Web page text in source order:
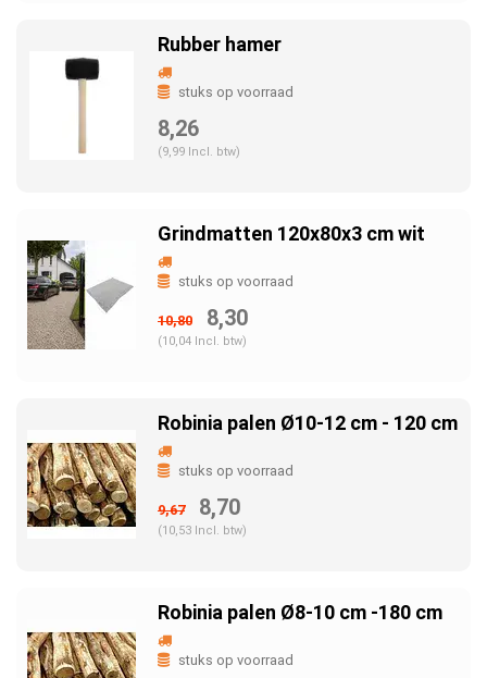
Rubber hamer
stuks op voorraad
8,26
(9,99 Incl. btw)
Grindmatten 120x80x3 cm wit
stuks op voorraad
10,80 8,30
(10,04 Incl. btw)
Robinia palen Ø10-12 cm - 120 cm
stuks op voorraad
9,67 8,70
(10,53 Incl. btw)
Robinia palen Ø8-10 cm -180 cm
stuks op voorraad